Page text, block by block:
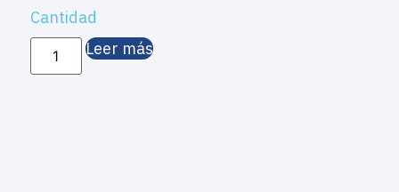
Cantidad
Leer más